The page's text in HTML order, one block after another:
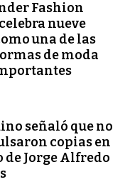
Fashion
nueve
una de las
de moda
señaló que no
copias en
de Jorge Alfredo